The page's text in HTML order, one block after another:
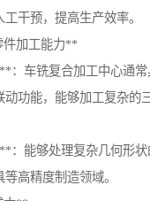
干预，提高生产效率。
件加工能力**
：车铣复合加工中心通常
动功能，能够加工复杂的
：能够处理复杂几何形状
高精度制造领域。